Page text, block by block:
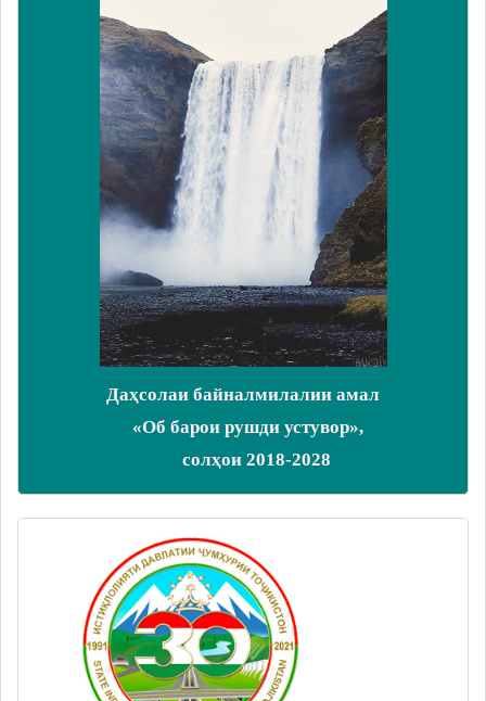
Даҳсолаи байналмилалии амал
«Об барои рушди устувор»,
солҳои 2018-2028